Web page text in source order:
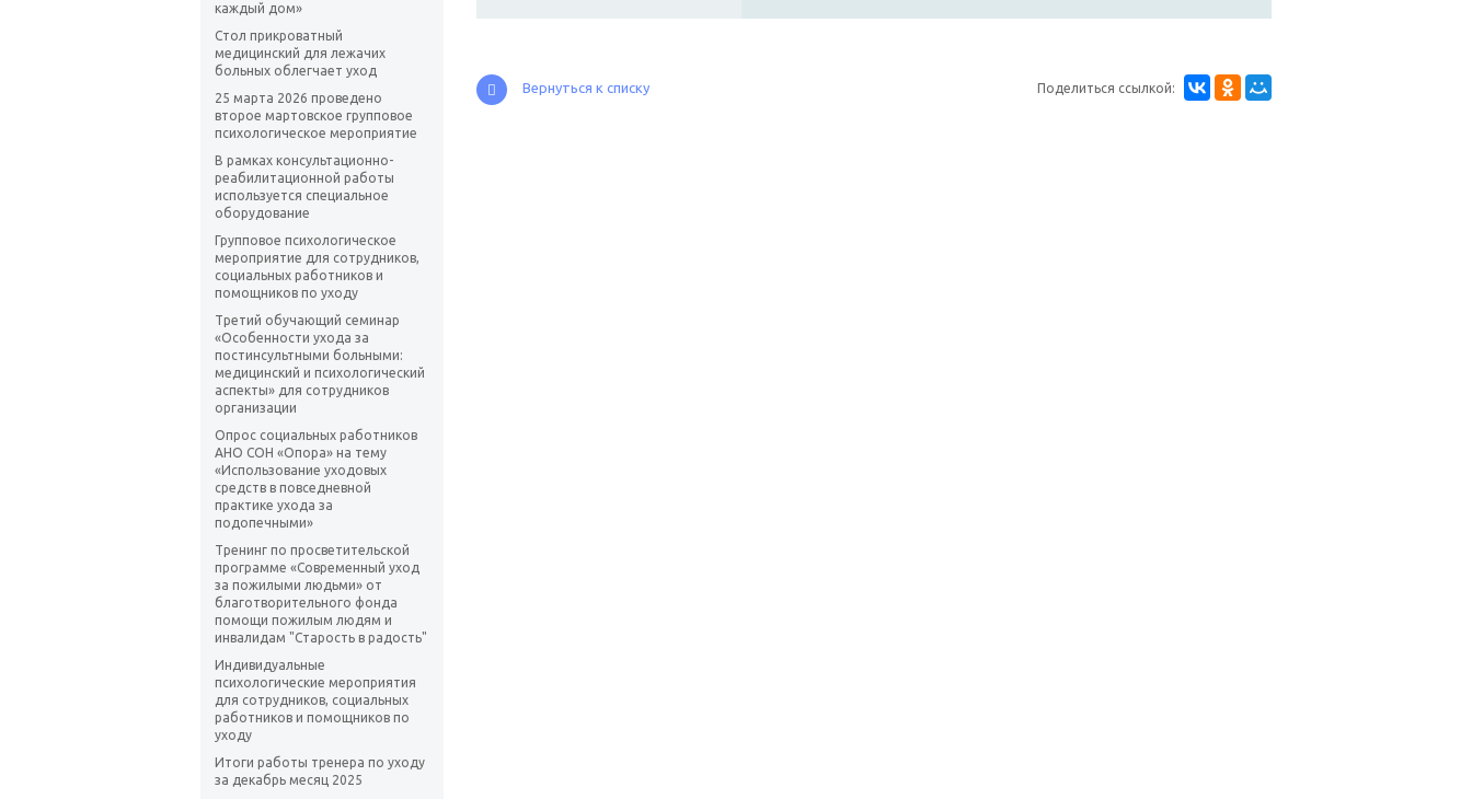
каждый дом»
Стол прикроватный
медицинский для лежачих
больных облегчает уход
25 марта 2026 проведено
второе мартовское групповое
психологическое мероприятие
В рамках консультационно-
реабилитационной работы
используется специальное
оборудование
Групповое психологическое
мероприятие для сотрудников,
социальных работников и
помощников по уходу
Третий обучающий семинар
«Особенности ухода за
постинсультными больными:
медицинский и психологический
аспекты» для сотрудников
организации
Опрос социальных работников
АНО СОН «Опора» на тему
«Использование уходовых
средств в повседневной
практике ухода за
подопечными»
Тренинг по просветительской
программе «Современный уход
за пожилыми людьми» от
благотворительного фонда
помощи пожилым людям и
инвалидам "Старость в радость"
Индивидуальные
психологические мероприятия
для сотрудников, социальных
работников и помощников по
уходу
Итоги работы тренера по уходу
за декабрь месяц 2025
Поделиться ссылкой:
Вернуться к списку